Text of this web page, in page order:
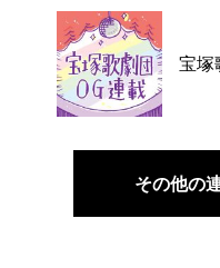
宝塚
その他の